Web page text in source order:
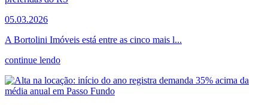
05.03.2026
A Bortolini Imóveis está entre as cinco mais l...
continue lendo